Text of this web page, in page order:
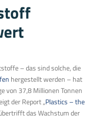
– das sind solche, die
hergestellt werden – hat
von 37,8 Millionen Tonnen
der Report „Plastics – the
das Wachstum der